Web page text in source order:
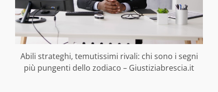
Abili strateghi, temutissimi rivali: chi sono i segni
più pungenti dello zodiaco – Giustiziabrescia.it